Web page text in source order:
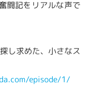
闘記をリアルな声で
し求めた、小さなス
episode/1/